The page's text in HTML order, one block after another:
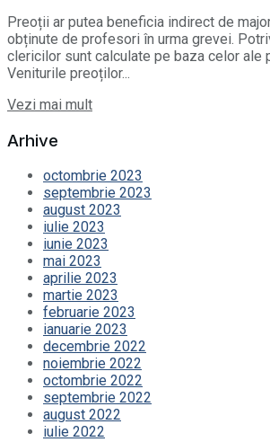
Preoții ar putea beneficia indirect de
obținute de profesori în urma grevei.
clericilor sunt calculate pe baza celor ale
Veniturile preoților...
Vezi mai mult
Arhive
octombrie 2023
septembrie 2023
august 2023
iulie 2023
iunie 2023
mai 2023
aprilie 2023
martie 2023
februarie 2023
ianuarie 2023
decembrie 2022
noiembrie 2022
octombrie 2022
septembrie 2022
august 2022
iulie 2022